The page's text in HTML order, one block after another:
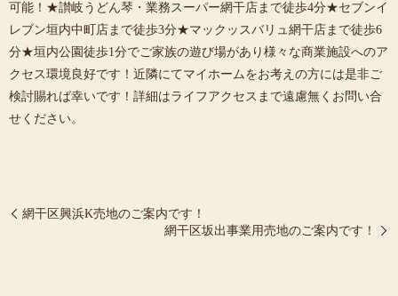
可能！★讃岐うどん琴・業務スーパー網干店まで徒歩4分★セブンイ
レブン垣内中町店まで徒歩3分★マックッスバリュ網干店まで徒歩6
分★垣内公園徒歩1分でご家族の遊び場があり様々な商業施設へのア
クセス環境良好です！近隣にてマイホームをお考えの方には是非ご
検討賜れば幸いです！詳細はライフアクセスまで遠慮無くお問い合
せください。
網干区興浜K売地のご案内です！
網干区坂出事業用売地のご案内です！